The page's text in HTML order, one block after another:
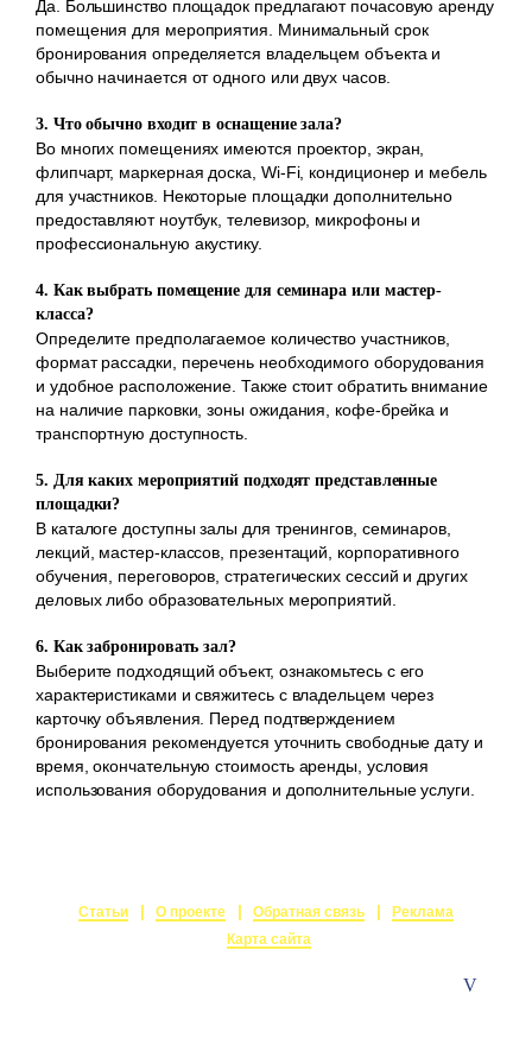
Да. Большинство площадок предлагают почасовую аренду
помещения для мероприятия. Минимальный срок
бронирования определяется владельцем объекта и
обычно начинается от одного или двух часов.
3. Что обычно входит в оснащение зала?
Во многих помещениях имеются проектор, экран,
флипчарт, маркерная доска, Wi-Fi, кондиционер и мебель
для участников. Некоторые площадки дополнительно
предоставляют ноутбук, телевизор, микрофоны и
профессиональную акустику.
4. Как выбрать помещение для семинара или мастер-
класса?
Определите предполагаемое количество участников,
формат рассадки, перечень необходимого оборудования
и удобное расположение. Также стоит обратить внимание
на наличие парковки, зоны ожидания, кофе-брейка и
транспортную доступность.
5. Для каких мероприятий подходят представленные
площадки?
В каталоге доступны залы для тренингов, семинаров,
лекций, мастер-классов, презентаций, корпоративного
обучения, переговоров, стратегических сессий и других
деловых либо образовательных мероприятий.
6. Как забронировать зал?
Выберите подходящий объект, ознакомьтесь с его
характеристиками и свяжитесь с владельцем через
карточку объявления. Перед подтверждением
бронирования рекомендуется уточнить свободные дату и
время, окончательную стоимость аренды, условия
использования оборудования и дополнительные услуги.
Статьи О проекте Обратная связь
Реклама
Карта сайта